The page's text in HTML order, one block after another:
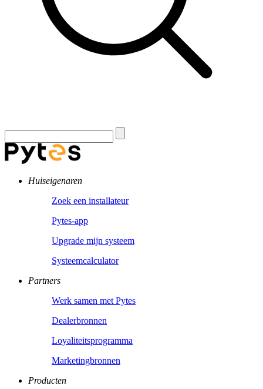
Huiseigenaren
Zoek een installateur
Pytes-app
Upgrade mijn systeem
Systeemcalculator
Partners
Werk samen met Pytes
Dealerbronnen
Loyaliteitsprogramma
Marketingbronnen
Producten